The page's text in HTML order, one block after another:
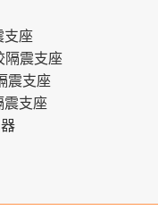
支座
隔震支座
震支座
震支座